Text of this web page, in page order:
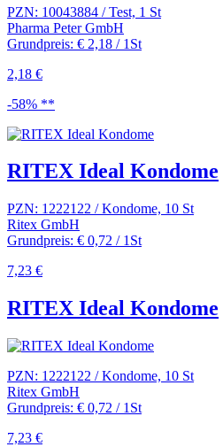
PZN: 10043884 / Test, 1 St
Pharma Peter GmbH
Grundpreis: € 2,18 / 1St
2,18 €
-58% **
RITEX Ideal Kondome
PZN: 1222122 / Kondome, 10 St
Ritex GmbH
Grundpreis: € 0,72 / 1St
7,23 €
RITEX Ideal Kondome
PZN: 1222122 / Kondome, 10 St
Ritex GmbH
Grundpreis: € 0,72 / 1St
7,23 €